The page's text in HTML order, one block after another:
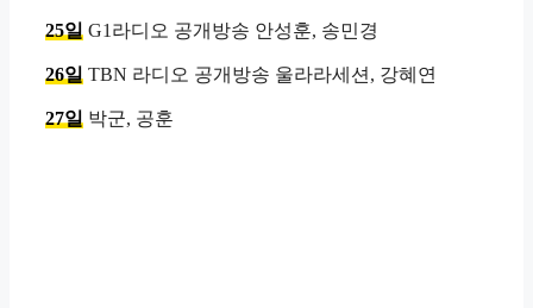
25일 G1라디오 공개방송 안성훈, 송민경
26일 TBN 라디오 공개방송 울라라세션, 강혜연
27일 박군, 공훈